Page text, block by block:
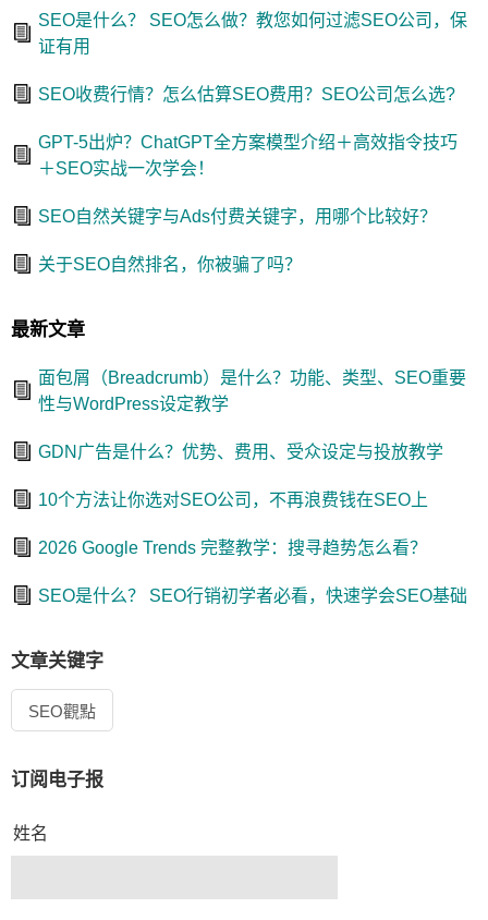
SEO是什么？ SEO怎么做？教您如何过滤SEO公司，保
证有用
SEO收费行情？怎么估算SEO费用？SEO公司怎么选?
GPT-5出炉？ChatGPT全方案模型介绍＋高效指令技巧
＋SEO实战一次学会！
SEO自然关键字与Ads付费关键字，用哪个比较好？
关于SEO自然排名，你被骗了吗？
最新文章
面包屑（Breadcrumb）是什么？功能、类型、SEO重要
性与WordPress设定教学
GDN广告是什么？优势、费用、受众设定与投放教学
10个方法让你选对SEO公司，不再浪费钱在SEO上
2026 Google Trends 完整教学：搜寻趋势怎么看？
SEO是什么？ SEO行销初学者必看，快速学会SEO基础
文章关键字
SEO觀點
订阅电子报
姓名